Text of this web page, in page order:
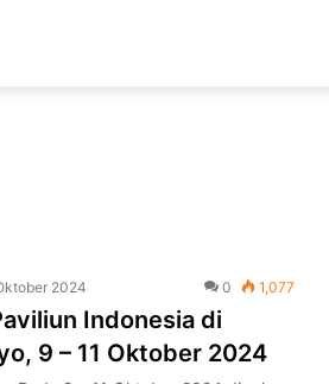
2024 0 1,077
Indonesia di
9 – 11 Oktober 2024